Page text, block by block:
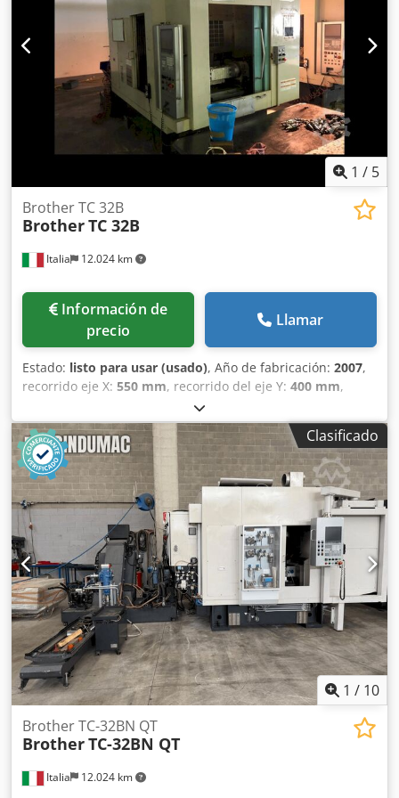
Peso: aprox. 2800 kg Djdpfx Aof Sainsc Nekr
1 / 5
Italia 12.024 km
Brother TC 32B
BrotherTC 32B
Información de
precio
Llamar
Estado: listo para usar (usado), Año de fabricación: 2007,
recorrido eje X: 550 mm, recorrido del eje Y: 400 mm,
, fabricante de controles:
BROTHER, altura total:2.360 mm, carga de la mesa:200
kg, peso total:4.600 kg , velocidad del cabezal (máx.):
12.000 rpm , Este Centro de Mecanizado Vertical Brother TC
32B fue construido en Japón en 2007. Equipado con una
unidad de control Brother, esta máquina incorpora 3 + 1
ejes y una mesa giratoria. Su husillo BT30 puede funcionar
con una velocidad de hasta 12000 rpm. Equipamiento
adicional • cinta transportadora de virutas Dkodpfxsyi Ehks
Ac Nsr • volante a distancia • Plato giratorio Kitagawa
Beneficios de la máquina Ventajas técnicas de la máquina
• 3 + 1 eje • Portaherramientas: 26 posiciones aleatorias •
Avance rápido: 70-70-70 m/min • Palés: 2 / 600 x 425
Dimensions Machine Depth 3700 mm
Clasificado
1 / 10
Italia 12.024 km
Brother TC-32BN QT
BrotherTC-32BN QT